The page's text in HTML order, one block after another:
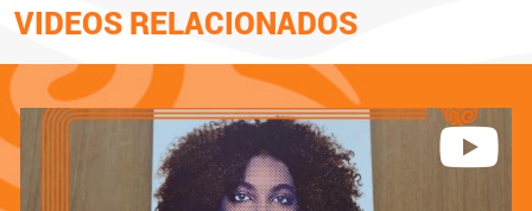
VIDEOS RELACIONADOS